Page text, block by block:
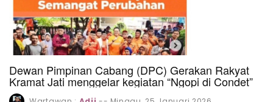
Dewan Pimpinan Cabang (DPC) Gerakan Rakyat
Kramat Jati menggelar kegiatan “Ngopi di Condet”